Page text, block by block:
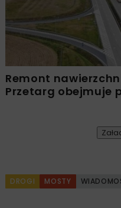
Remont
Przetarg obejmuje
DROGI MOSTY